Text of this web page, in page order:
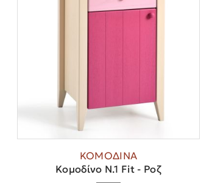
ΚΟΜΟΔΙΝΑ
Κομοδίνο Ν.1 Fit - Ροζ